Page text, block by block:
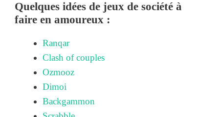
Quelques idées de jeux de société à
faire en amoureux :
Ranqar
Clash of couples
Ozmooz
Dimoi
Backgammon